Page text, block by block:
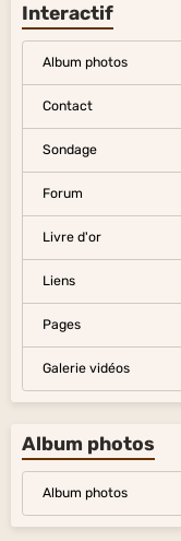
Interactif
Album photos
Contact
Sondage
Forum
Livre d'or
Liens
Pages
Galerie vidéos
Album photos
Album photos